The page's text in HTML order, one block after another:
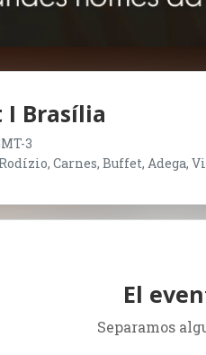
I Brasília
3
Carnes, Buffet, Adega,
El
Separamos